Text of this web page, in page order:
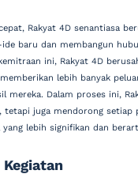
Rakyat 4D senantiasa
baru dan membangun
ini, Rakyat 4D
lebih banyak
mereka. Dalam proses ini,
tetapi juga mendorong setiap
lebih signifikan dan